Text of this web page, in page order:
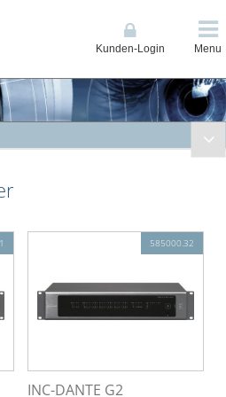
Kunden-Login Menu
585000.32
INC-DANTE G2